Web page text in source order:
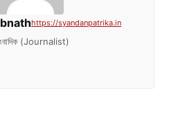
https://syandanpatrika.in
(Journalist)